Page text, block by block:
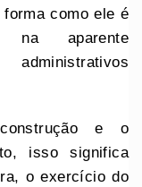
como ele é
aparente
e o
isso significa
o exercício do